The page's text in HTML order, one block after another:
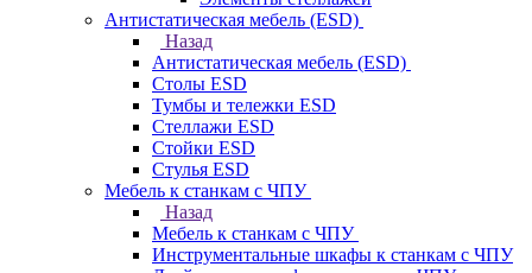
Антистатическая мебель (ESD)
Назад
Антистатическая мебель (ESD)
Столы ESD
Тумбы и тележки ESD
Стеллажи ESD
Стойки ESD
Стулья ESD
Мебель к станкам с ЧПУ
Назад
Мебель к станкам с ЧПУ
Инструментальные шкафы к станкам с ЧПУ